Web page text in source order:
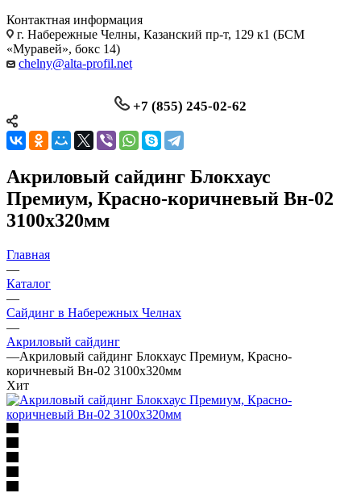
Контактная информация
г. Набережные Челны, Казанский пр-т, 129 к1 (БСМ
«Муравей», бокс 14)
chelny@alta-profil.net
+7 (855) 245-02-62
Акриловый сайдинг Блокхаус
Премиум, Красно-коричневый Вн-02
3100х320мм
Главная
—
Каталог
—
Сайдинг в Набережных Челнах
—
Акриловый сайдинг
—Акриловый сайдинг Блокхаус Премиум, Красно-
коричневый Вн-02 3100х320мм
Хит